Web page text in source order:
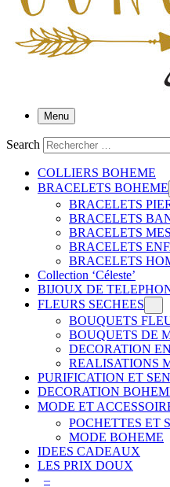
Menu
Search
COLLIERS BOHEME
BRACELETS BOHEME
BRACELETS
BRACELETS
BRACELETS
BRACELETS
BRACELETS
Collection ‘Céleste’
BIJOUX DE
FLEURS SECHEES
BOUQUETS
BOUQUETS DE
DECORATION
REALISATIONS
PURIFICATION ET
DECORATION
MODE ET
POCHETTES ET
MODE BOHEME
IDEES CADEAUX
LES PRIX DOUX
–